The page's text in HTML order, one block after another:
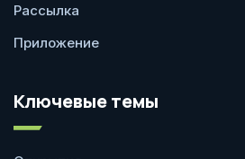
Рассылка
Приложение
Ключевые темы